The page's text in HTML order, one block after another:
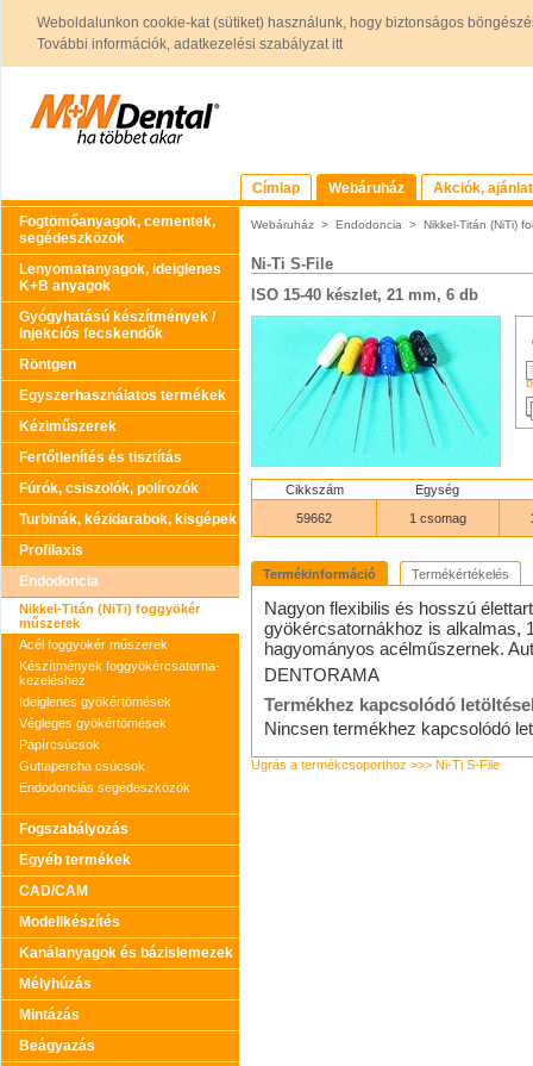
Weboldalunkon cookie-kat (sütiket) használunk, hogy biztonságos
További információk, adatkezelési szabályzat itt
Címlap Webáruház
Akciók,
Fogtömőanyagok, cementek,
segédeszközök
Lenyomatanyagok, ideiglenes
K+B anyagok
Gyógyhatású készítmények /
Injekciós fecskendők
Röntgen
Egyszerhasználatos termékek
Kéziműszerek
Fertőtlenítés és tisztítás
Fúrók, csiszolók, polírozók
Turbinák, kézidarabok, kisgépek
Profilaxis
Endodoncia
Nikkel-Titán (NiTi) foggyökér
műszerek
Acél foggyökér műszerek
Készítmények foggyökércsatorna-
kezeléshez
Ideiglenes gyökértömések
Végleges gyökértömések
Papírcsúcsok
Guttapercha csúcsok
Endodonciás segédeszközök
Fogszabályozás
Egyéb termékek
CAD/CAM
Modellkészítés
Kanálanyagok és bázislemezek
Mélyhúzás
Mintázás
Beágyazás
Webáruház > Endodoncia > Nikkel-Titán (NiTi)
Ni-Ti S-File
ISO 15-40 készlet, 21 mm, 6 db
Cikkszám
Egység
59662
1 csomag
Termékinformáció Termékértékelés
Nagyon flexibilis és hosszú
gyökércsatornákhoz is alkalmas,
hagyományos acélműszernek.
DENTORAMA
Termékhez kapcsolódó
Nincsen termékhez kapcsolódó
Ugrás a termékcsoporthoz >>> Ni-Ti S-File